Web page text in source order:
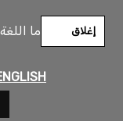
ما
ENGLISH
إغلاق